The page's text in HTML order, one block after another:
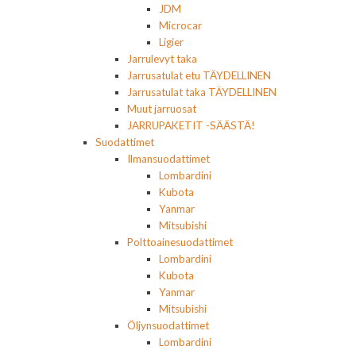
JDM
Microcar
Ligier
Jarrulevyt taka
Jarrusatulat etu TÄYDELLINEN
Jarrusatulat taka TÄYDELLINEN
Muut jarruosat
JARRUPAKETIT -SÄÄSTÄ!
Suodattimet
Ilmansuodattimet
Lombardini
Kubota
Yanmar
Mitsubishi
Polttoainesuodattimet
Lombardini
Kubota
Yanmar
Mitsubishi
Öljynsuodattimet
Lombardini